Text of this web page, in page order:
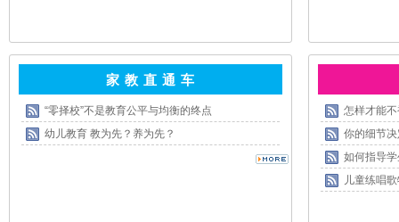
家 教 直 通 车
“零择校”不是教育公平与均衡的终点
幼儿教育 教为先？养为先？
怎样才能
你的细节
如何指导
儿童练唱